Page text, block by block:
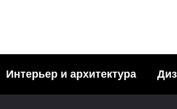
Интерьер и архитектура